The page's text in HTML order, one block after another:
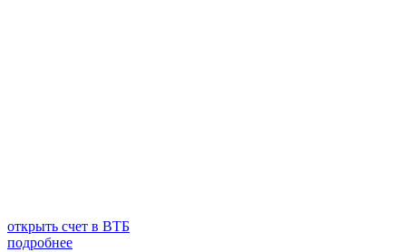
открыть счет в ВТБ
подробнее